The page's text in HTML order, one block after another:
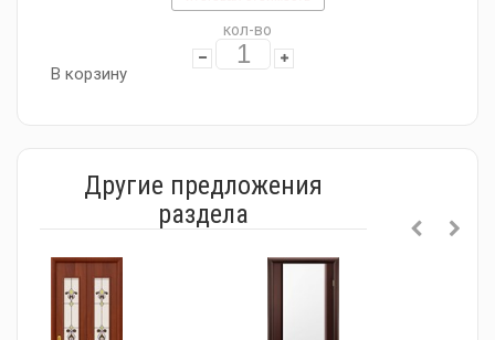
кол-во
В корзину
Другие предложения
раздела